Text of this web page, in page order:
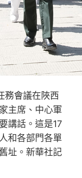
務會議在陜西
主席、中心軍
講話。這是17
和各部門各單
址。新華社記